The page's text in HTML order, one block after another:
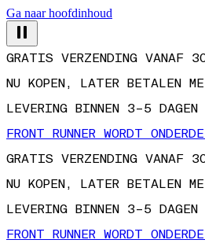
Ga naar hoofdinhoud
NU KOPEN, LATER BETALEN
LEVERING BINNEN 3–5 DAGEN
FRONT RUNNER WORDT
GRATIS VERZENDING VANAF
NU KOPEN, LATER BETALEN
LEVERING BINNEN 3–5 DAGEN
FRONT RUNNER WORDT